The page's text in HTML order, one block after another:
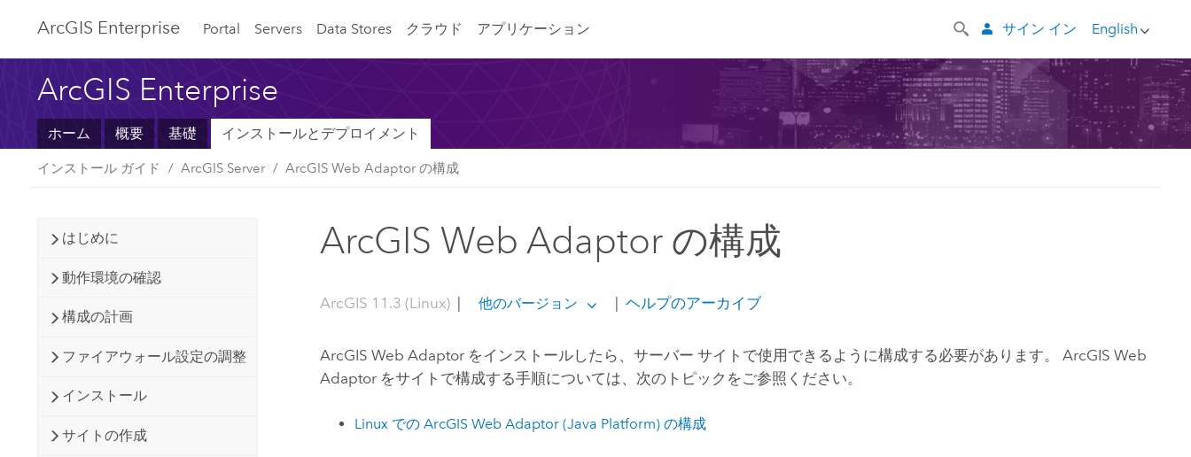
ArcGIS Enterprise Portal Servers Data Stores クラウド アプリケーション English
サイン イン
ArcGIS Enterprise
ホーム 概要 基礎 インストールとデプロイメント
インストール ガイド ArcGIS Server ArcGIS Web Adaptor の構成
はじめに
動作環境の確認
構成の計画
ファイアウォール設定の調整
インストール
サイトの作成
ArcGIS Web Adaptor の構成
ArcGIS 11.3 (Linux) | 他のバージョン | ヘルプのアーカイブ
ArcGIS Web Adaptor をインストールしたら、サーバー サイトで使用できるように構成する必要があります。 ArcGIS Web
Adaptor をサイトで構成する手順については、次のトピックをご参照ください。
Linux での ArcGIS Web Adaptor(Java Platform) の構成